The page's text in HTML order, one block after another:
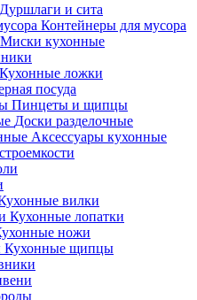
Дуршлаги и сита
Контейнеры для мусора
Миски кухонные
Кухонные ложки
посуда
Пинцеты и щипцы
Доски разделочные
Аксессуары кухонные
вилки
Кухонные лопатки
ножи
Кухонные щипцы